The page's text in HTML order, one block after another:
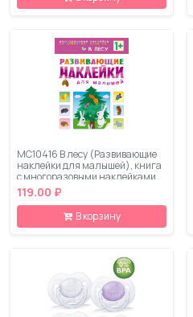
МС10416 В лесу (Развивающие
наклейки для малышей), книга
с многоразовыми наклейками
119.00 ₽
В корзину